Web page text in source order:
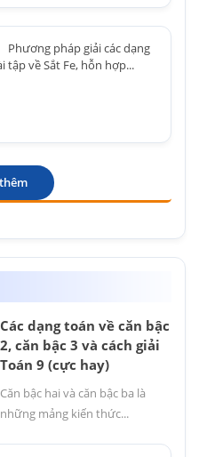
Phương pháp giải các dạng
tập về Sắt Fe, hỗn hợp...
Các dạng toán về căn bậc
2, căn bậc 3 và cách giải
Toán 9 (cực hay)
Căn bậc hai và căn bậc ba là
những mảng kiến thức...